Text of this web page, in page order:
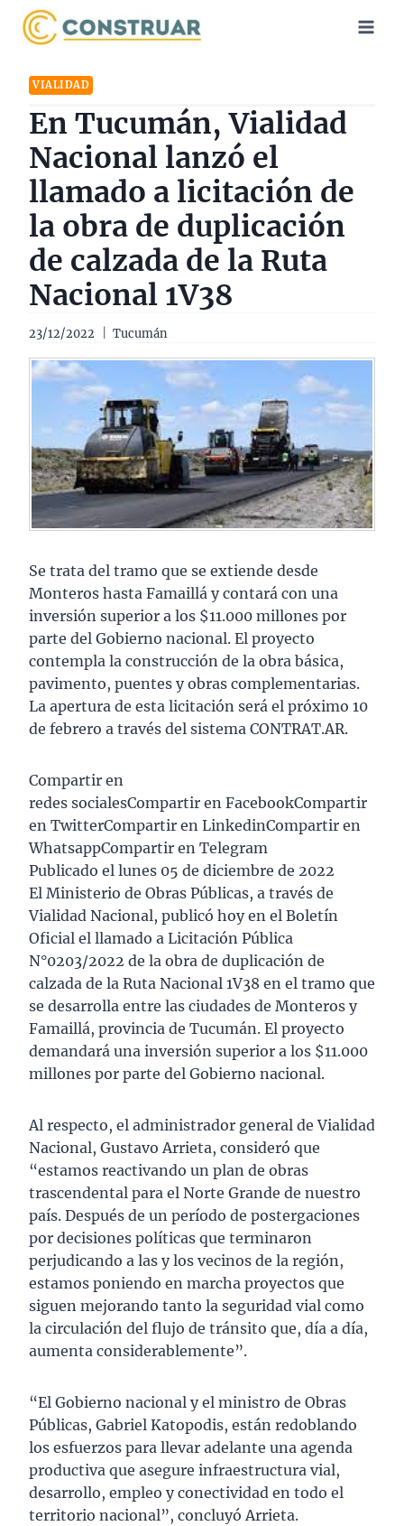
Saltar
VIALIDAD
En Tucumán, Vialidad
Nacional lanzó el
llamado a licitación de
la obra de duplicación
de calzada de la Ruta
Nacional 1V38
23/12/2022 Tucumán
Se trata del tramo que se extiende desde
Monteros hasta Famaillá y contará con una
inversión superior a los $11.000 millones por
parte del Gobierno nacional. El proyecto
contempla la construcción de la obra básica,
pavimento, puentes y obras complementarias.
La apertura de esta licitación será el próximo 10
de febrero a través del sistema CONTRAT.AR.
Compartir en
redes socialesCompartir en FacebookCompartir
en TwitterCompartir en LinkedinCompartir en
WhatsappCompartir en Telegram
Publicado el lunes 05 de diciembre de 2022
El Ministerio de Obras Públicas, a través de
Vialidad Nacional, publicó hoy en el Boletín
Oficial el llamado a Licitación Pública
N°0203/2022 de la obra de duplicación de
calzada de la Ruta Nacional 1V38 en el tramo que
se desarrolla entre las ciudades de Monteros y
Famaillá, provincia de Tucumán. El proyecto
demandará una inversión superior a los $11.000
millones por parte del Gobierno nacional.
Al respecto, el administrador general de Vialidad
Nacional, Gustavo Arrieta, consideró que
“estamos reactivando un plan de obras
trascendental para el Norte Grande de nuestro
país. Después de un período de postergaciones
por decisiones políticas que terminaron
perjudicando a las y los vecinos de la región,
estamos poniendo en marcha proyectos que
siguen mejorando tanto la seguridad vial como
la circulación del flujo de tránsito que, día a día,
aumenta considerablemente”.
“El Gobierno nacional y el ministro de Obras
Públicas, Gabriel Katopodis, están redoblando
los esfuerzos para llevar adelante una agenda
productiva que asegure infraestructura vial,
desarrollo, empleo y conectividad en todo el
territorio nacional”, concluyó Arrieta.